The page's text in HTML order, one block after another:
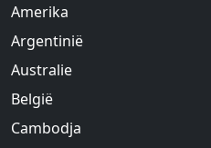
Amerika
Argentinië
Australie
België
Cambodja